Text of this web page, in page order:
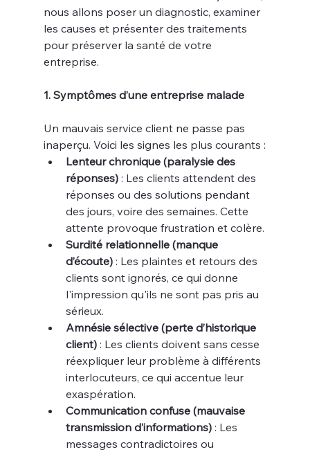
nous allons poser un diagnostic, examiner
les causes et présenter des traitements
pour préserver la santé de votre
entreprise.
1. Symptômes d’une entreprise malade
Un mauvais service client ne passe pas
inaperçu. Voici les signes les plus courants :
Lenteur chronique (paralysie des
réponses) : Les clients attendent des
réponses ou des solutions pendant
des jours, voire des semaines. Cette
attente provoque frustration et colère.
Surdité relationnelle (manque
d’écoute) : Les plaintes et retours des
clients sont ignorés, ce qui donne
l'impression qu'ils ne sont pas pris au
sérieux.
Amnésie sélective (perte d’historique
client) : Les clients doivent sans cesse
réexpliquer leur problème à différents
interlocuteurs, ce qui accentue leur
exaspération.
Communication confuse (mauvaise
transmission d’informations) : Les
messages contradictoires ou